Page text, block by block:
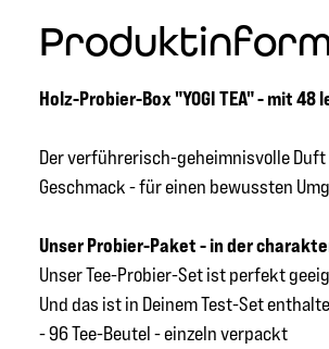
Holz-Probier-Box "YOGI TEA" - mit
Der verführerisch-geheimnisvolle
Geschmack - für einen bewussten
Unser Probier-Paket - in der
Unser Tee-Probier-Set ist perfekt
Und das ist in Deinem Test-Set
- 96 Tee-Beutel - einzeln verpackt